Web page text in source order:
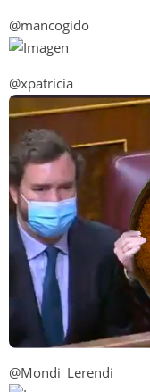
@mancogido
@xpatricia
@Mondi_Lerendi